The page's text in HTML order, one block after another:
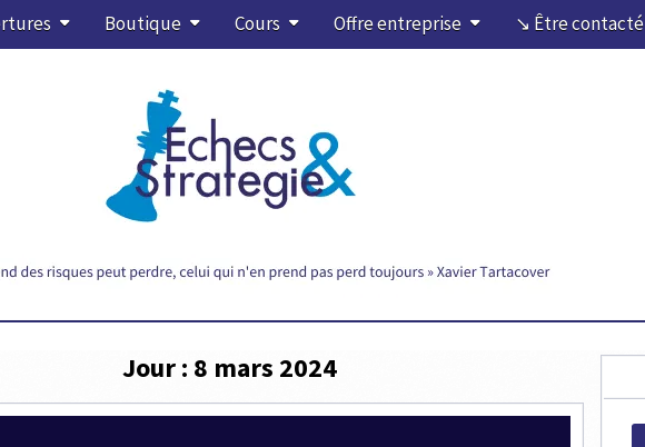
Boutique Cours Offre entreprise ↘ Être contacté
Jour : 8 mars 2024